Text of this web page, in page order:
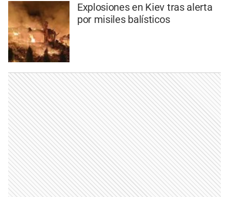
Explosiones en Kiev tras alerta
por misiles balísticos